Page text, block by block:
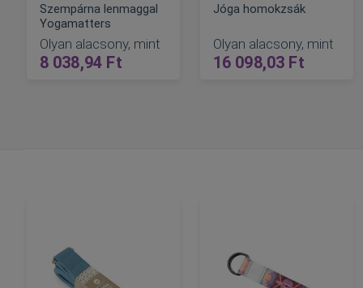
Szempárna lenmaggal
Yogamatters
Olyan alacsony, mint
8 038,94 Ft
Jóga homokzsák
Olyan alacsony, mint
16 098,03 Ft